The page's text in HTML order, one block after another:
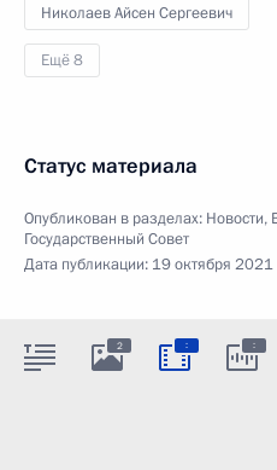
Николаев Айсен Сергеевич
Ещё 8
Статус материала
Опубликован в разделах: Новости,
Государственный Совет
Дата публикации: 19 октября 2021
2 : :